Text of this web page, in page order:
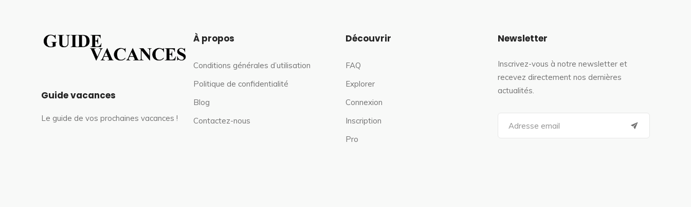
Guide vacances
Le guide de vos prochaines vacances !
À propos
Conditions générales d’utilisation
Politique de confidentialité
Blog
Contactez-nous
Découvrir
FAQ
Explorer
Connexion
Inscription
Pro
Newsletter
Inscrivez-vous à notre newsletter et
recevez directement nos dernières
actualités.
a